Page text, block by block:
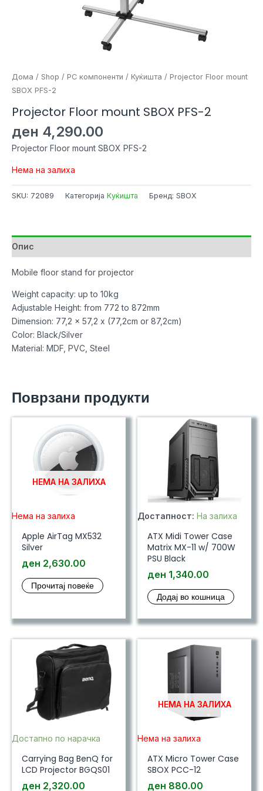
Дома / Shop / PC компоненти / Куќишта / Projector Floor mount
SBOX PFS-2
Projector Floor mount SBOX PFS-2
ден 4,290.00
Projector Floor mount SBOX PFS-2
Нема на залиха
SKU: 72089 Категорија Куќишта Бренд: SBOX
Опис
Mobile floor stand for projector
Weight capacity: up to 10kg
Adjustable Height: from 772 to 872mm
Dimension: 77,2 x 57,2 x (77,2cm or 87,2cm)
Color: Black/Silver
Material: MDF, PVC, Steel
Поврзани продукти
НЕМА НА ЗАЛИХА
Нема на залиха
Apple AirTag MX532
Silver
ден 2,630.00
Прочитај повеќе
Достапност: На залиха
ATX Midi Tower Case
Matrix MX-11 w/ 700W
PSU Black
ден 1,340.00
Додај во кошница
Достапно по нарачка
Carrying Bag BenQ for
LCD Projector BGQS01
ден 2,320.00
НЕМА НА ЗАЛИХА
Нема на залиха
ATX Micro Tower Case
SBOX PCC-12
ден 880.00